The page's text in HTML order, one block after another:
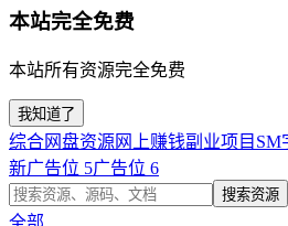
本站完全免费
本站所有资源完全免费
我知道了
综合网盘资源 网上赚钱副业项目 SM
新广告位 5广告位 6
搜索资源
全部